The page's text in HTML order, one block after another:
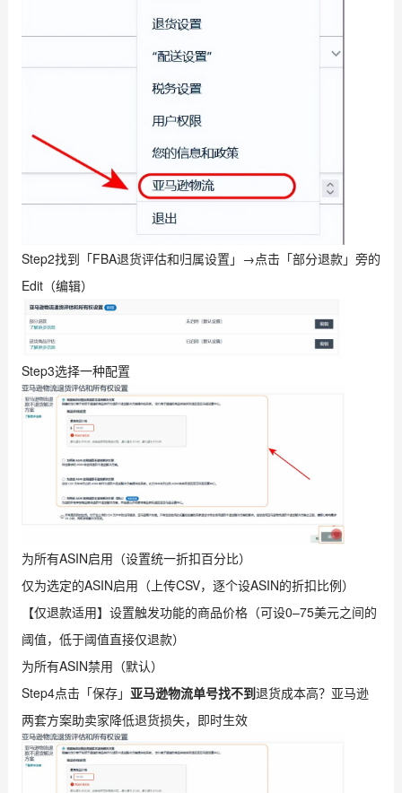
Step2找到「FBA退货评估和归属设置」→点击「部分退款」旁的
Edit（编辑）
Step3选择一种配置
为所有ASIN启用（设置统一折扣百分比）
仅为选定的ASIN启用（上传CSV，逐个设ASIN的折扣比例）
【仅退款适用】设置触发功能的商品价格（可设0–75美元之间的
阈值，低于阈值直接仅退款）
为所有ASIN禁用（默认）
Step4点击「保存」 亚马逊物流单号找不到退货成本高？亚马逊
两套方案助卖家降低退货损失，即时生效